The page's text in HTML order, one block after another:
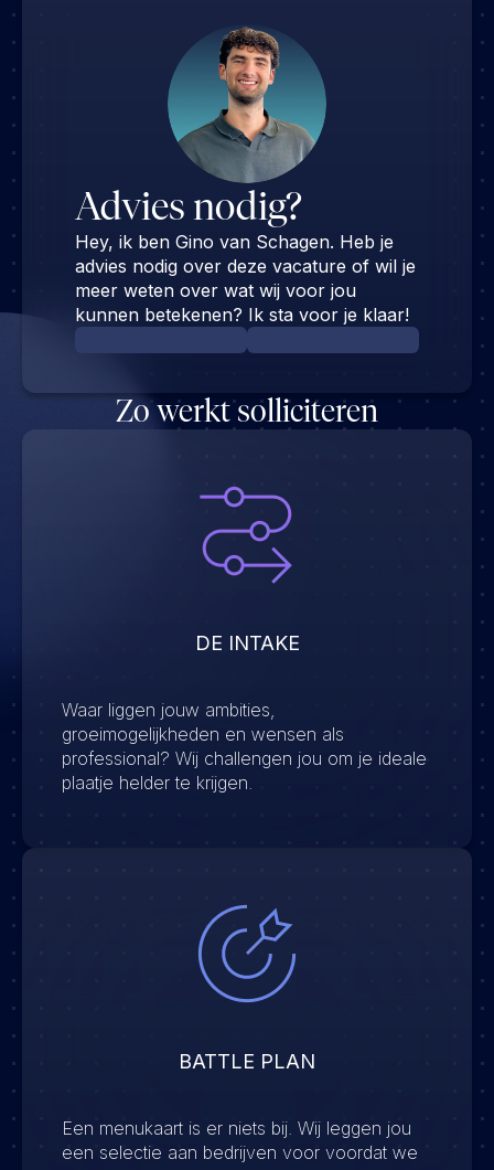
Advies nodig?
Hey, ik ben Gino van Schagen. Heb je
advies nodig over deze vacature of wil je
meer weten over wat wij voor jou
kunnen betekenen? Ik sta voor je klaar!
Zo werkt solliciteren
DE INTAKE
Waar liggen jouw ambities,
groeimogelijkheden en wensen als
professional? Wij challengen jou om je ideale
plaatje helder te krijgen.
BATTLE PLAN
Een menukaart is er niets bij. Wij leggen jou
een selectie aan bedrijven voor voordat we